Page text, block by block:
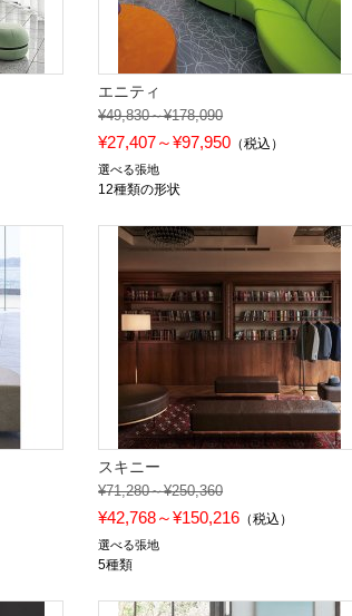
エニティ
¥49,830～¥178,090
¥27,407～¥97,950 （税込）
選べる張地
12種類の形状
スキニー
¥71,280～¥250,360
¥42,768～¥150,216 （税込）
選べる張地
5種類